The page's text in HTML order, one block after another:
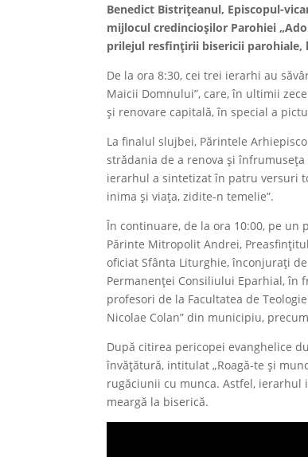
Benedict Bistrițeanul, Episcopul-
mijlocul credincioșilor Parohiei
prilejul resfințirii bisericii parohiale,
De la ora 8:30, cei trei ierarhi au
Maicii Domnului”, care, în ultimii
şi renovare capitală, în special a
La finalul slujbei, Părintele
strădania de a renova și
ierarhul a sintetizat în patru versuri
inima şi viaţa, zidite-n temelie”.
În continuare, de la ora 10:00, pe
Părinte Mitropolit Andrei,
oficiat Sfânta Liturghie, înconjurați
Permanenței Consiliului Eparhial,
profesori de la Facultatea de
Nicolae Colan” din municipiu,
După citirea pericopei evanghelice
învățătură, intitulat „Roagă-te și
rugăciunii cu munca. Astfel,
meargă la biserică.